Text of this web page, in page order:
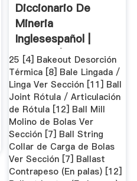
Diccionario De
Mineria
Inglesespañol |
Química | Geología
25 [4] Bakeout Desorción
Térmica [8] Bale Lingada /
Linga Ver Sección [11] Ball
Joint Rótula / Articulación
de Rótula [12] Ball Mill
Molino de Bolas Ver
Sección [7] Ball String
Collar de Carga de Bolas
Ver Sección [7] Ballast
Contrapeso (En palas) [12]